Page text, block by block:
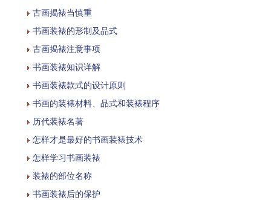
古画揭裱当慎重
书画装裱的形制及品式
古画揭裱注意事项
书画装裱知识详解
书画装裱款式的设计原则
书画的装裱材料、品式和装裱程序
历代装裱名著
怎样才是最好的书画装裱技术
怎样学习书画装裱
装裱的部位名称
书画装裱后的保护